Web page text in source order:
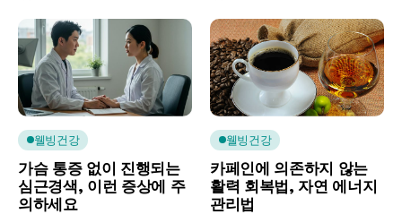
웰빙건강
가슴 통증 없이 진행되는
심근경색, 이런 증상에 주
의하세요
웰빙건강
카페인에 의존하지 않는
활력 회복법, 자연 에너지
관리법